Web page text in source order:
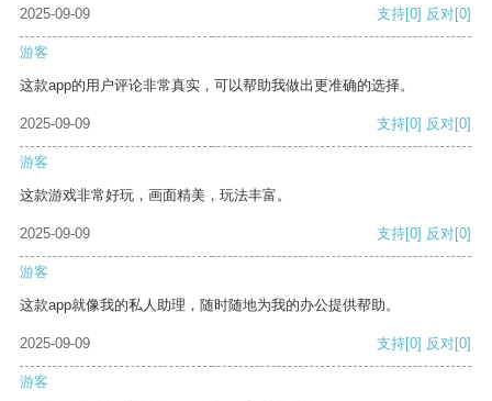
2025-09-09 支持[0] 反对[0]
游客
这款app的用户评论非常真实，可以帮助我做出更准确的选择。
2025-09-09 支持[0] 反对[0]
游客
这款游戏非常好玩，画面精美，玩法丰富。
2025-09-09 支持[0] 反对[0]
游客
这款app就像我的私人助理，随时随地为我的办公提供帮助。
2025-09-09 支持[0] 反对[0]
游客